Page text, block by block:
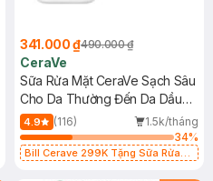
341.000 ₫490.000 ₫
CeraVe
Sữa Rửa Mặt CeraVe Sạch Sâu
Cho Da Thường Đến Da Dầu
473ml
4.9 (116)
1.5k/tháng
34%
Bill Cerave 299K Tặng Sữa Rửa